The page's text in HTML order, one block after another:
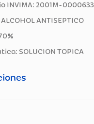
INVIMA: 2001M-0000633
ANTISEPTICO
SOLUCION TOPICA